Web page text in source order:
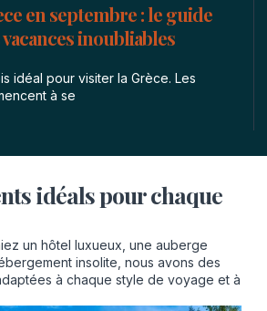
en septembre : le guide
inoubliables
idéal pour visiter la Grèce. Les
à se
idéals pour chaque
un hôtel luxueux, une auberge
insolite, nous avons des
à chaque style de voyage et à